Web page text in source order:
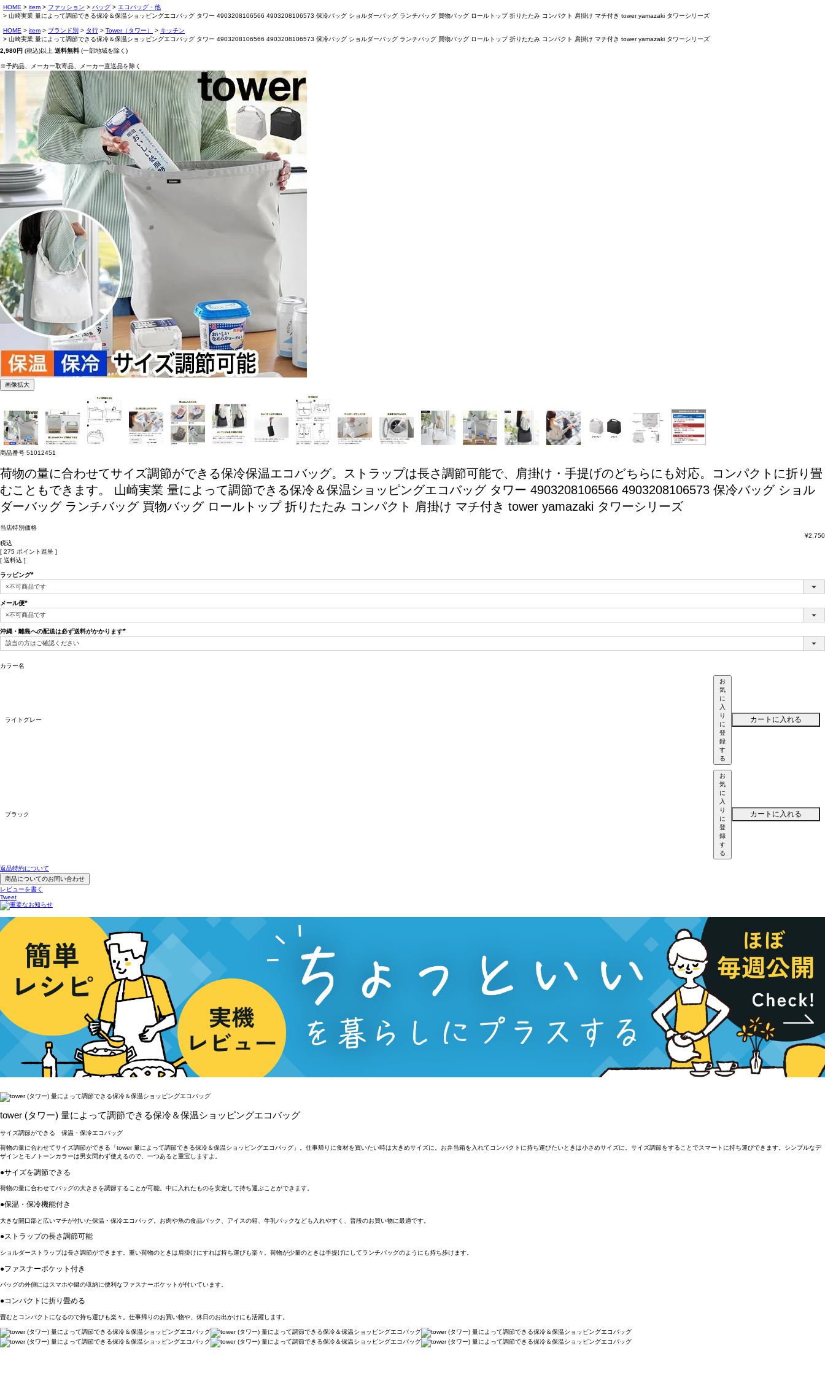
HOME item ファッション バッグ
エコバッグ・他
山崎実業 量によって調節できる保冷＆保温ショッピングエコバッグ タワー 4903208106566 4903208106573 保冷バッグ ショルダーバッグ ランチバッグ 買物バッグ ロールトップ 折りたたみ コンパクト 肩掛け マチ付き tower yamazaki タワーシリーズ
HOME item ブランド別 タ行 Tower（タワー）
キッチン
山崎実業 量によって調節できる保冷＆保温ショッピングエコバッグ タワー 4903208106566 4903208106573 保冷バッグ ショルダーバッグ ランチバッグ 買物バッグ ロールトップ 折りたたみ コンパクト 肩掛け マチ付き tower yamazaki タワーシリーズ
2,980円 (税込)以上 送料無料 (一部地域を除く)
※予約品、メーカー取寄品、メーカー直送品を除く
画像拡大
商品番号 51012451
荷物の量に合わせてサイズ調節ができる保冷保温エコバッグ。ストラップは長さ調節可能で、肩掛け・手提げのどちらにも対応。コンパクトに折り畳
むこともできます。
山崎実業 量によって調節できる保冷＆保温ショッピングエコバッグ タワー 4903208106566 4903208106573 保冷バッグ ショル
ダーバッグ ランチバッグ 買物バッグ ロールトップ 折りたたみ コンパクト 肩掛け マチ付き tower yamazaki タワーシリーズ
当店特別価格
¥2,750
税込
[ 275 ポイント進呈 ]
送料込
ラッピング
(必
メール便
(必
須)
沖縄・離島への配送は必ず送料がかかります
カラー名
ライトグレー
お
気
に
入
り
に
登
録
す
る
カートに入れる
ブラック
お
気
に
入
り
に
登
録
す
る
カートに入れる
返品特約について
商品についてのお問い合わせ
レビューを書く
Tweet
tower (タワー) 量によって調節できる保冷＆保温ショッピングエコバッグ
サイズ調節ができる 保温・保冷エコバッグ
荷物の量に合わせてサイズ調節ができる「tower 量によって調節できる保冷＆保温ショッピングエコバッグ」。仕事帰りに食材を買いたい時は大きめサイズに。お弁当箱を入れてコンパクトに持ち運びたいときは小さめサイズに。サイズ調節をすることでスマートに持ち運びできます。シンプルなデ
ザインとモノトーンカラーは男女問わず使えるので、一つあると重宝しますよ。
●サイズを調節できる
荷物の量に合わせてバッグの大きさを調節することが可能。中に入れたものを安定して持ち運ぶことができます。
●保温・保冷機能付き
大きな開口部と広いマチが付いた保温・保冷エコバッグ。お肉や魚の食品パック、アイスの箱、牛乳パックなども入れやすく、普段のお買い物に最適です。
●ストラップの長さ調節可能
ショルダーストラップは長さ調節ができます。重い荷物のときは肩掛けにすれば持ち運びも楽々。荷物が少量のときは手提げにしてランチバッグのようにも持ち歩けます。
●ファスナーポケット付き
バッグの外側にはスマホや鍵の収納に便利なファスナーポケットが付いています。
●コンパクトに折り畳める
畳むとコンパクトになるので持ち運びも楽々。仕事帰りのお買い物や、休日のお出かけにも活躍します。